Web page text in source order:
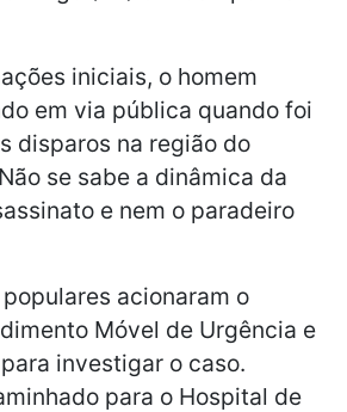
iniciais, o homem
em via pública quando foi
disparos na região do
se sabe a dinâmica da
e nem o paradeiro
acionaram o
Móvel de Urgência e
investigar o caso.
para o Hospital de